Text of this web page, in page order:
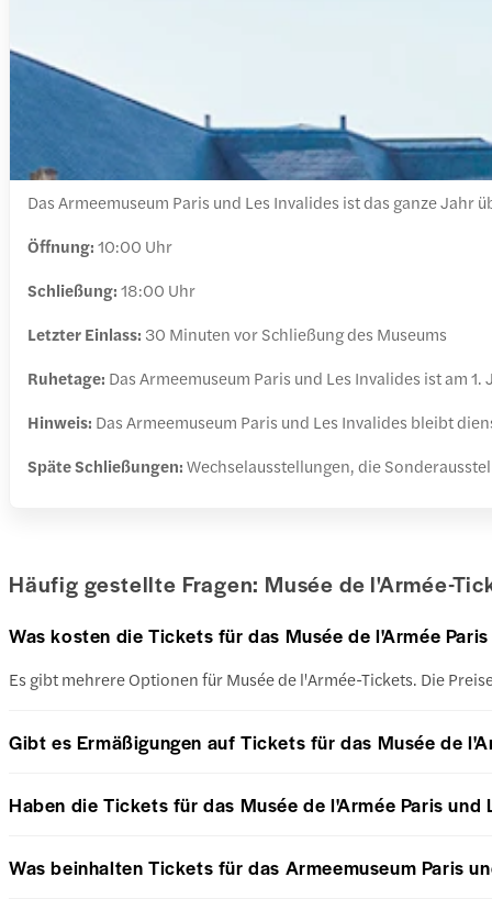
Das Armeemuseum Paris und Les Invalides ist das ganze Jahr
Öffnung:10:00 Uhr
Schließung:18:00 Uhr
Letzter Einlass: 30 Minuten vor Schließung des Museums
Ruhetage: Das Armeemuseum Paris und Les Invalides ist am
Hinweis: Das Armeemuseum Paris und Les Invalides bleibt
Späte Schließungen:Wechselausstellungen, die
Häufig gestellte Fragen: Musée de l'Armée-
Was kosten die Tickets für das Musée de l'Armée
Es gibt mehrere Optionen für Musée de l'Armée-Tickets. Die
Gibt es Ermäßigungen auf Tickets für das Musée de
Haben die Tickets für das Musée de l'Armée Paris und
Was beinhalten Tickets für das Armeemuseum Paris